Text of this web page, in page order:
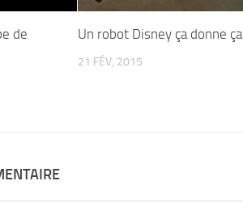
de
Un robot Disney ça donne ça
21 FÉV, 2015